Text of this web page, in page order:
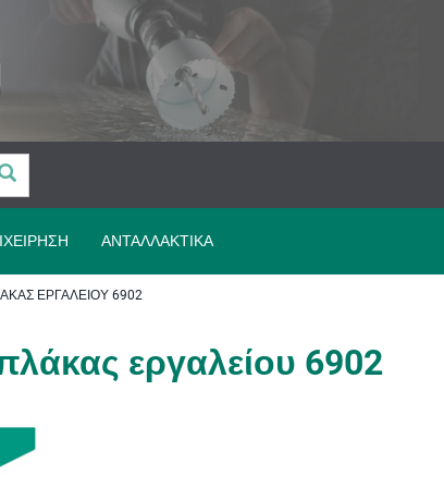
ΑΝΤΑΛΛΑΚΤΙΚΆ
ΕΡΓΑΛΕΊΟΥ 6902
εργαλείου 6902